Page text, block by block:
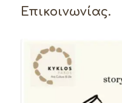
Επικοινωνίας.